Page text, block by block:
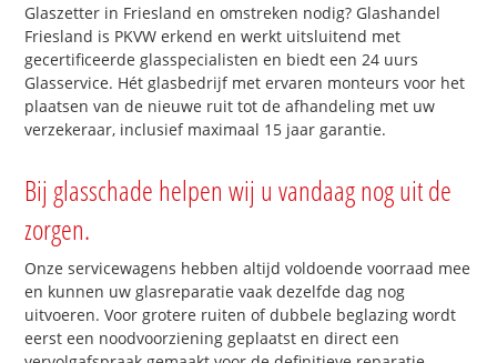
Glaszetter in Friesland en omstreken nodig? Glashandel
Friesland is PKVW erkend en werkt uitsluitend met
gecertificeerde glasspecialisten en biedt een 24 uurs
Glasservice. Hét glasbedrijf met ervaren monteurs voor het
plaatsen van de nieuwe ruit tot de afhandeling met uw
verzekeraar, inclusief maximaal 15 jaar garantie.
Bij glasschade helpen wij u vandaag nog uit de
zorgen.
Onze servicewagens hebben altijd voldoende voorraad mee
en kunnen uw glasreparatie vaak dezelfde dag nog
uitvoeren. Voor grotere ruiten of dubbele beglazing wordt
eerst een noodvoorziening geplaatst en direct een